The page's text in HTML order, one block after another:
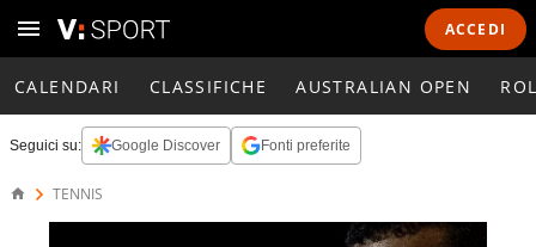
ACCEDI
CALENDARI CLASSIFICHE AUSTRALIAN OPEN
Seguici su: Google Discover Fonti preferite
TENNIS